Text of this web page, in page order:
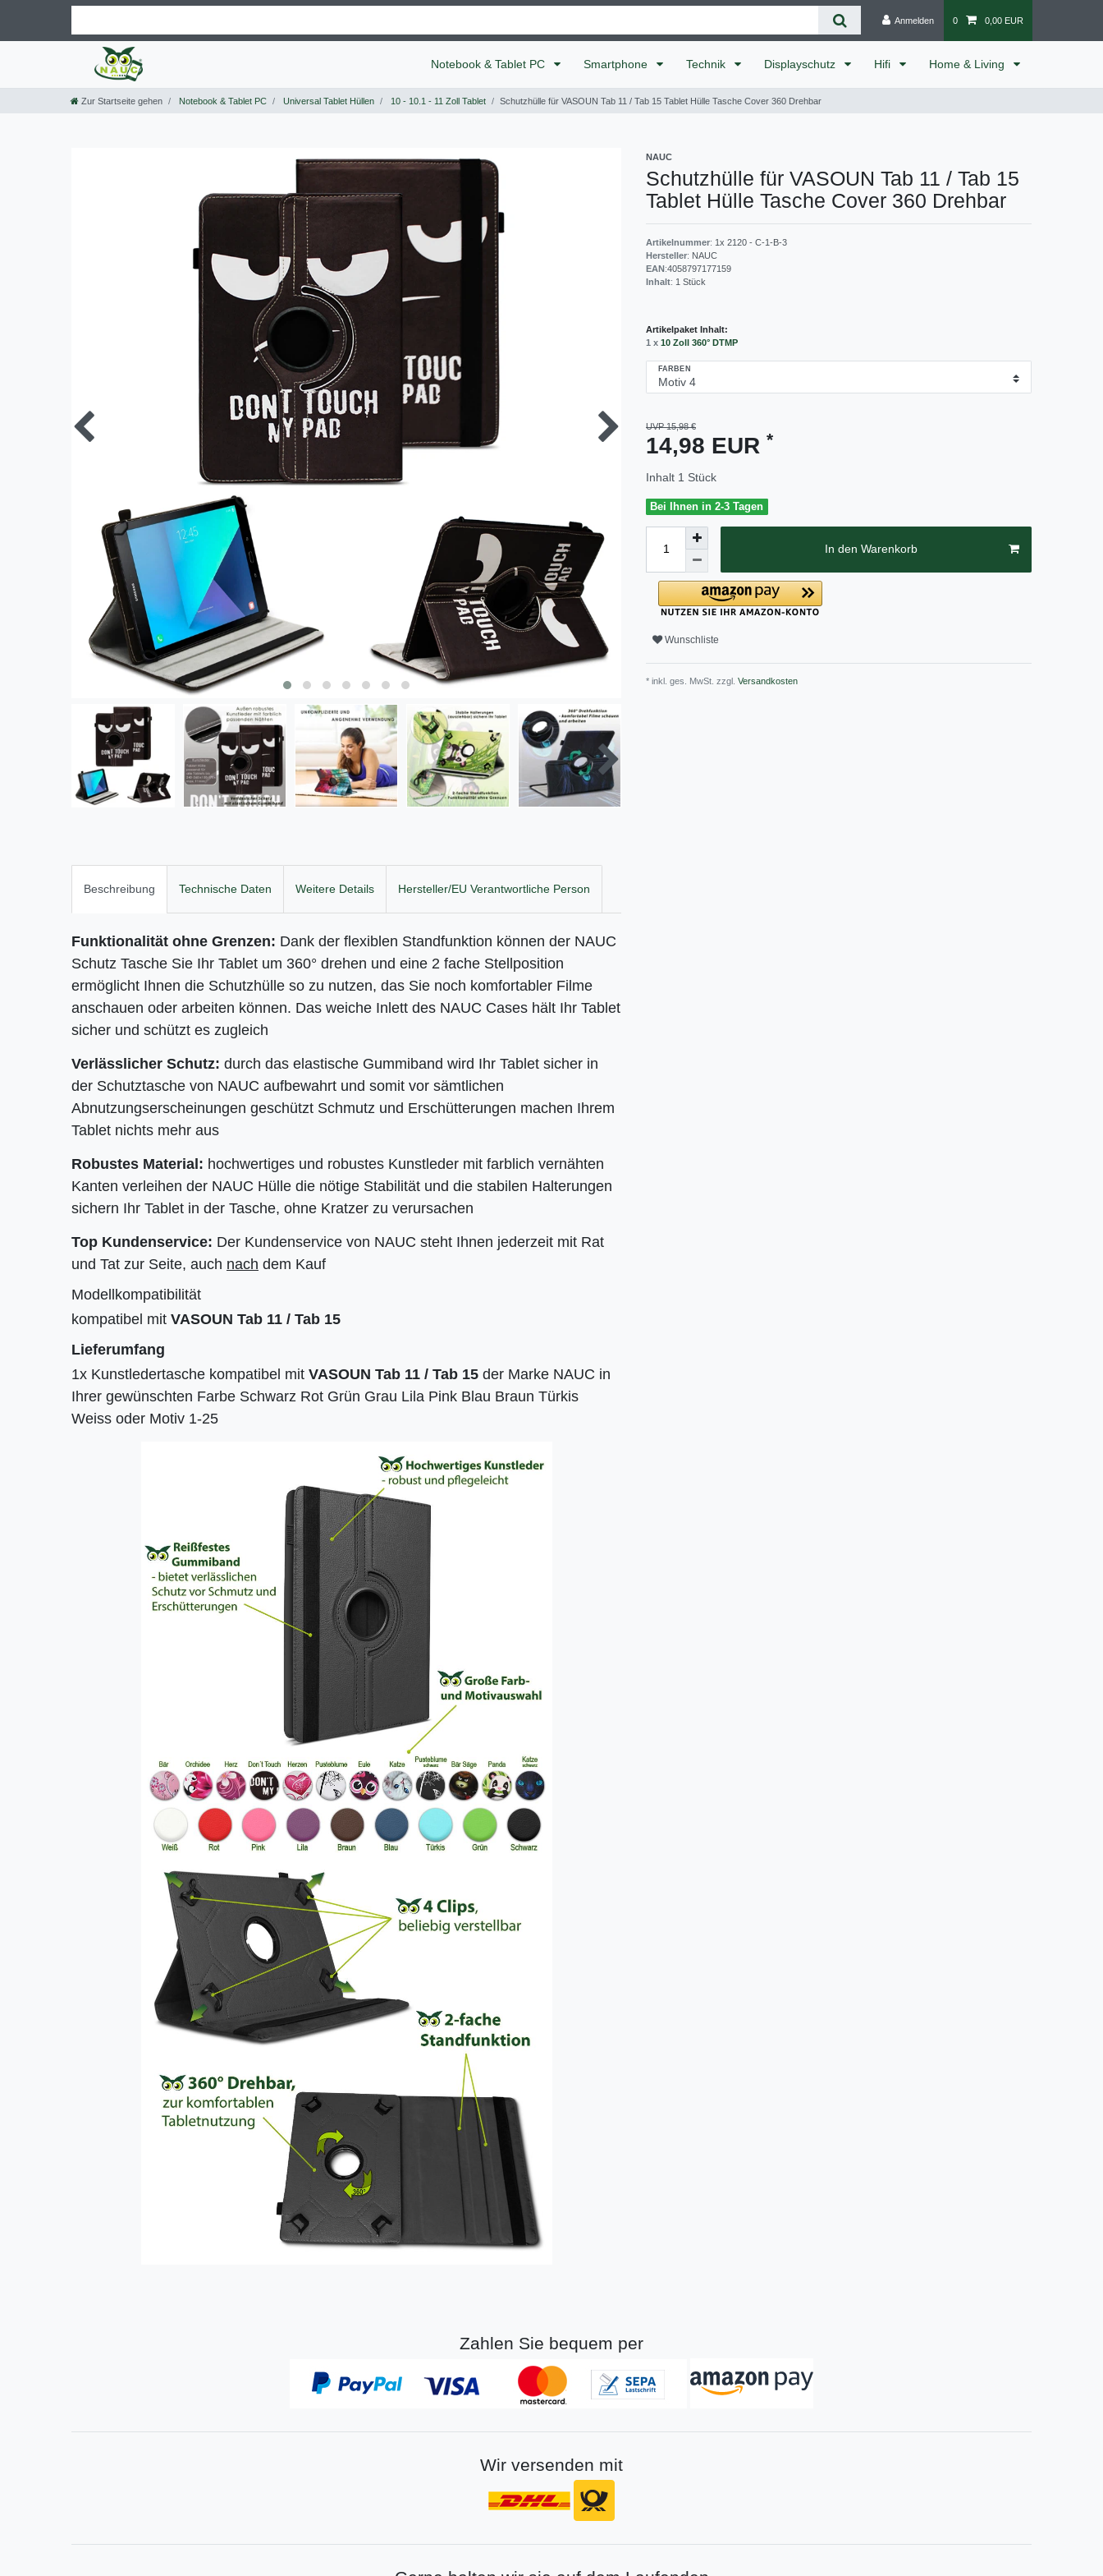
Anmelden 0 0,00 EUR
Notebook & Tablet PC Smartphone Technik Displayschutz Hifi Home & Living
Zur Startseite gehen Notebook & Tablet PC Universal Tablet Hüllen 10 - 10.1 - 11 Zoll Tablet Schutzhülle für VASOUN Tab 11 / Tab 15 Tablet Hülle Tasche Cover 360 Drehbar
NAUC
Schutzhülle für VASOUN Tab 11 / Tab 15
Tablet Hülle Tasche Cover 360 Drehbar
Artikelnummer: 1x 2120 - C-1-B-3
Hersteller: NAUC
EAN:4058797177159
Inhalt: 1 Stück
Artikelpaket Inhalt:
1 x 10 Zoll 360° DTMP
FARBEN
UVP 15,98 €
14,98 EUR *
Inhalt 1 Stück
Bei Ihnen in 2-3 Tagen
In den Warenkorb
Wunschliste
* inkl. ges. MwSt. zzgl. Versandkosten
Beschreibung Technische Daten Weitere Details Hersteller/EU Verantwortliche Person
Funktionalität ohne Grenzen: Dank der flexiblen Standfunktion können der NAUC
Schutz Tasche Sie Ihr Tablet um 360° drehen und eine 2 fache Stellposition
ermöglicht Ihnen die Schutzhülle so zu nutzen, das Sie noch komfortabler Filme
anschauen oder arbeiten können. Das weiche Inlett des NAUC Cases hält Ihr Tablet
sicher und schützt es zugleich
Verlässlicher Schutz: durch das elastische Gummiband wird Ihr Tablet sicher in
der Schutztasche von NAUC aufbewahrt und somit vor sämtlichen
Abnutzungserscheinungen geschützt Schmutz und Erschütterungen machen Ihrem
Tablet nichts mehr aus
Robustes Material: hochwertiges und robustes Kunstleder mit farblich vernähten
Kanten verleihen der NAUC Hülle die nötige Stabilität und die stabilen Halterungen
sichern Ihr Tablet in der Tasche, ohne Kratzer zu verursachen
Top Kundenservice: Der Kundenservice von NAUC steht Ihnen jederzeit mit Rat
und Tat zur Seite, auch nach dem Kauf
Modellkompatibilität
kompatibel mit VASOUN Tab 11 / Tab 15
Lieferumfang
1x Kunstledertasche kompatibel mit VASOUN Tab 11 / Tab 15 der Marke NAUC in
Ihrer gewünschten Farbe Schwarz Rot Grün Grau Lila Pink Blau Braun Türkis
Weiss oder Motiv 1-25
Zahlen Sie bequem per
Wir versenden mit